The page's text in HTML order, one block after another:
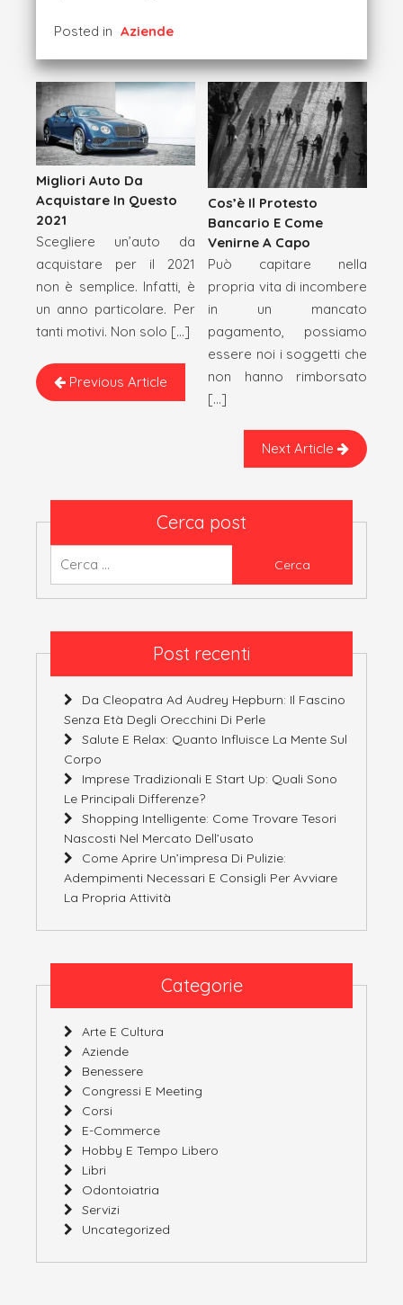
Posted in Aziende
Migliori Auto Da
Acquistare In Questo
2021
Scegliere un’auto da
acquistare per il 2021
non è semplice. Infatti, è
un anno particolare. Per
tanti motivi. Non solo […]
Previous Article
Cos’è Il Protesto
Bancario E Come
Venirne A Capo
Può capitare nella
propria vita di incombere
in un mancato
pagamento, possiamo
essere noi i soggetti che
non hanno rimborsato
[…]
Next Article
Cerca post
Post recenti
Da Cleopatra Ad Audrey Hepburn: Il Fascino
Senza Età Degli Orecchini Di Perle
Salute E Relax: Quanto Influisce La Mente Sul
Corpo
Imprese Tradizionali E Start Up: Quali Sono
Le Principali Differenze?
Shopping Intelligente: Come Trovare Tesori
Nascosti Nel Mercato Dell’usato
Come Aprire Un’impresa Di Pulizie:
Adempimenti Necessari E Consigli Per Avviare
La Propria Attività
Categorie
Arte E Cultura
Aziende
Benessere
Congressi E Meeting
Corsi
E-Commerce
Hobby E Tempo Libero
Libri
Odontoiatria
Servizi
Uncategorized